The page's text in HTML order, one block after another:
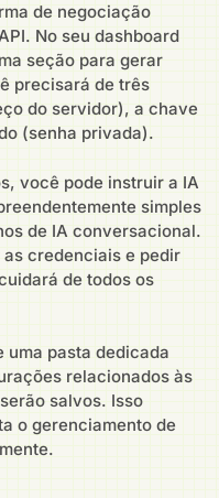
de negociação
No seu dashboard
seção para gerar
precisará de três
do servidor), a chave
(senha privada).
você pode instruir a IA
simples
de IA conversacional.
credenciais e pedir
de todos os
uma pasta dedicada
relacionados às
salvos. Isso
o gerenciamento de